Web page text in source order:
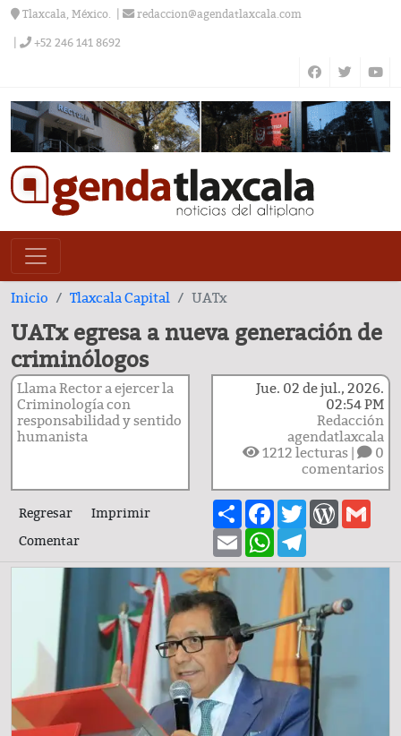
Tlaxcala, México. redaccion@agendatlaxcala.com
+52 246 141 8692
Inicio Tlaxcala Capital UATx
UATx egresa a nueva generación de
criminólogos
Llama Rector a ejercer la
Criminología con
responsabilidad y sentido
humanista
Jue. 02 de jul., 2026.
02:54 PM
Redacción
agendatlaxcala
1212 lecturas |
0
comentarios
Regresar
Imprimir
Comentar
ShareFacebook
Twitter
EmailWhatsApp